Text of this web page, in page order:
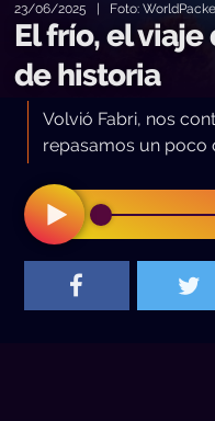
23/06/2025 | Foto:
El frío, el viaje
de historia
Volvió Fabri, nos
repasamos un poco